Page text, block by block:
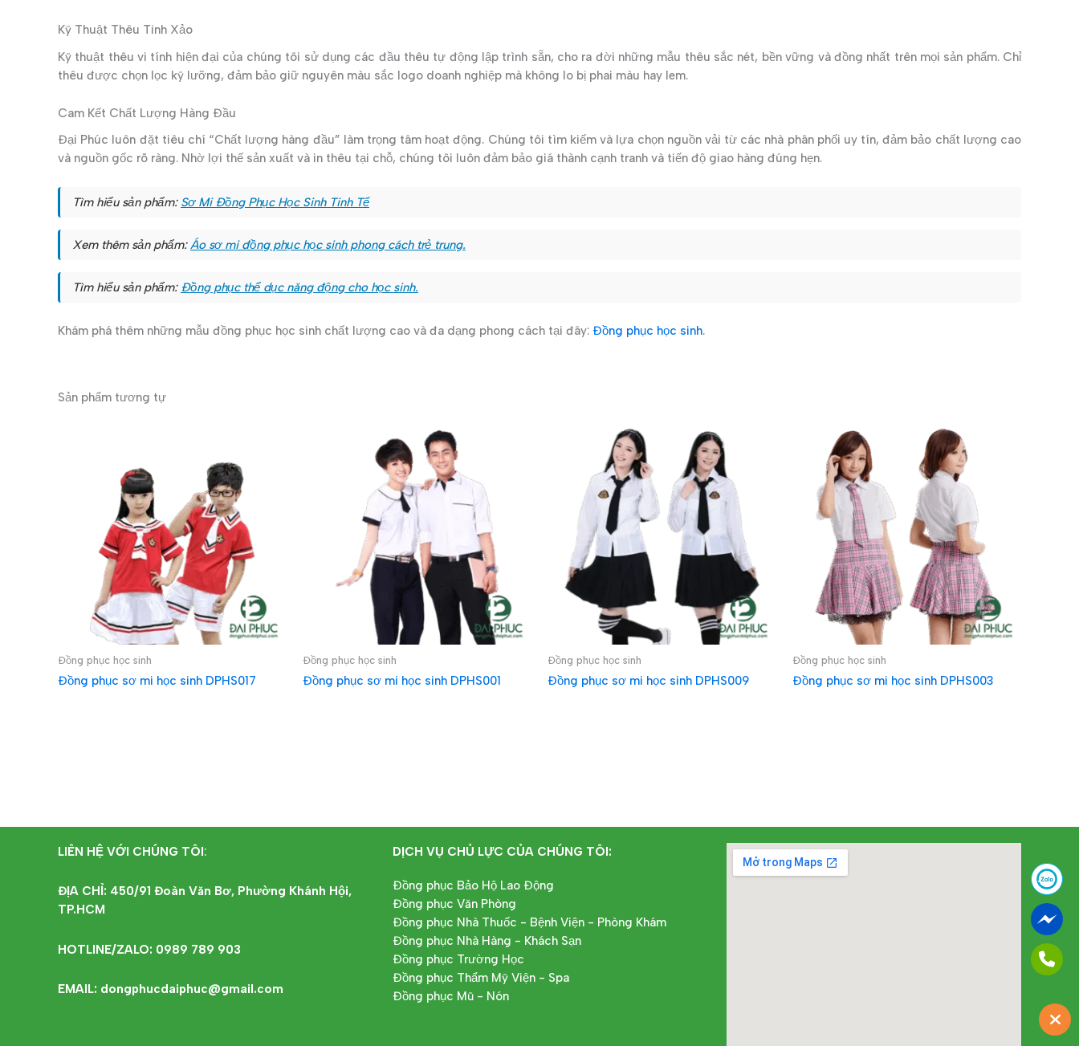
Kỹ Thuật Thêu Tinh Xảo
Kỹ thuật thêu vi tính hiện đại của chúng tôi sử dụng các đầu thêu tự động lập trình sẵn, cho ra đời những mẫu thêu sắc nét, bền vững và đồng nhất trên mọi sản phẩm. Chỉ
thêu được chọn lọc kỹ lưỡng, đảm bảo giữ nguyên màu sắc logo doanh nghiệp mà không lo bị phai màu hay lem.
Cam Kết Chất Lượng Hàng Đầu
Đại Phúc luôn đặt tiêu chí “Chất lượng hàng đầu” làm trọng tâm hoạt động. Chúng tôi tìm kiếm và lựa chọn nguồn vải từ các nhà phân phối uy tín, đảm bảo chất lượng cao
và nguồn gốc rõ ràng. Nhờ lợi thế sản xuất và in thêu tại chỗ, chúng tôi luôn đảm bảo giá thành cạnh tranh và tiến độ giao hàng đúng hẹn.
Tìm hiểu sản phẩm: Sơ Mi Đồng Phục Học Sinh Tinh Tế
Xem thêm sản phẩm: Áo sơ mi đồng phục học sinh phong cách trẻ trung.
Tìm hiểu sản phẩm: Đồng phục thể dục năng động cho học sinh.
Khám phá thêm những mẫu đồng phục học sinh chất lượng cao và đa dạng phong cách tại đây: Đồng phục học sinh.
Sản phẩm tương tự
Đồng phục học sinh
Đồng phục sơ mi học sinh DPHS017
Đồng phục học sinh
Đồng phục sơ mi học sinh DPHS001
Đồng phục học sinh
Đồng phục sơ mi học sinh DPHS009
Đồng phục học sinh
Đồng phục sơ mi học sinh DPHS003
LIÊN HỆ VỚI CHÚNG TÔI:
ĐỊA CHỈ: 450/91 Đoàn Văn Bơ, Phường Khánh Hội,
TP.HCM
HOTLINE/ZALO: 0989 789 903
EMAIL: dongphucdaiphuc@gmail.com
DỊCH VỤ CHỦ LỰC CỦA CHÚNG TÔI:
Đồng phục Bảo Hộ Lao Động
Đồng phục Văn Phòng
Đồng phục Nhà Thuốc - Bệnh Viện - Phòng Khám
Đồng phục Nhà Hàng - Khách Sạn
Đồng phục Trường Học
Đồng phục Thẩm Mỹ Viện - Spa
Đồng phục Mũ - Nón